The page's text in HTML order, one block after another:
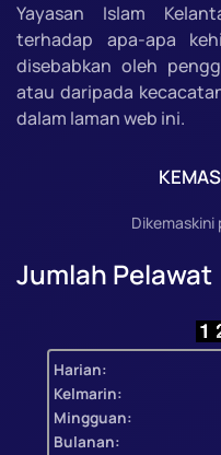
Yayasan Islam
terhadap apa-apa
disebabkan oleh
atau daripada
dalam laman web ini.
Dikemaskini
Jumlah Pelawat
Harian:
Kelmarin:
Mingguan:
Bulanan: